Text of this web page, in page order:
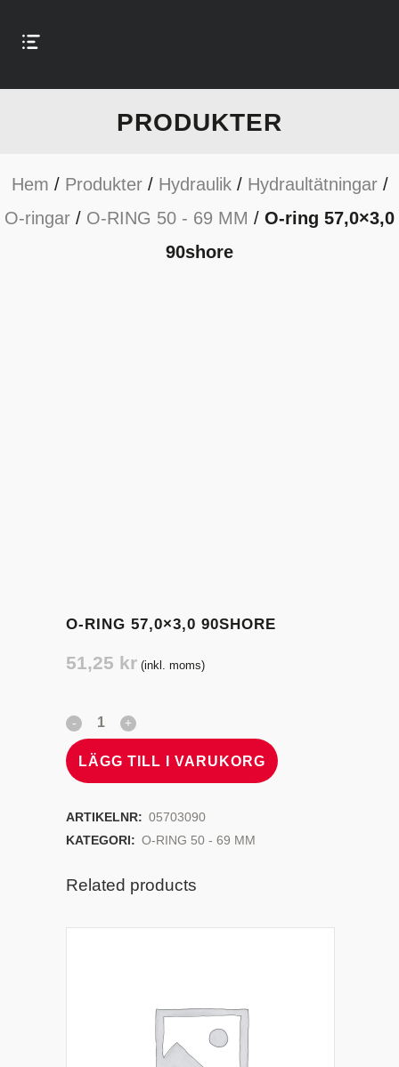
PRODUKTER
Hem / Produkter/ Hydraulik/ Hydraultätningar/
O-ringar / O-RING 50 - 69 MM / O-ring 57,0×3,0
90shore
O-RING 57,0×3,0 90SHORE
51,25 kr (inkl. moms)
LÄGG TILL I VARUKORG
ARTIKELNR: 05703090
KATEGORI: O-RING 50 - 69 MM
Related products